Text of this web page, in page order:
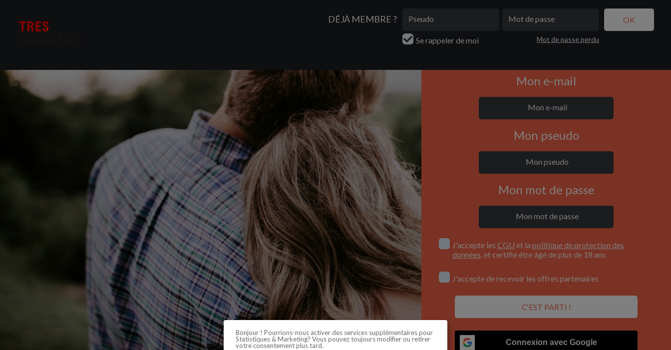
DÉJÀ MEMBRE ?
Se rappeler de moi Mot de passe perdu
Mon e-mail
Mon pseudo
Mon mot de passe
J'accepte les CGU et la politique de protection des
données, et certifie être âgé de plus de 18 ans
J'accepte de recevoir les offres partenaires
C‘EST PARTI !
Connexion avec Google
Bonjour ! Pourrions-nous activer des services supplémentaires pour
Statistiques & Marketing? Vous pouvez toujours modifier ou retirer
votre consentement plus tard.